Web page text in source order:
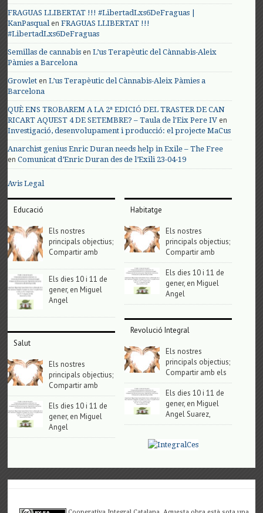
FRAGUAS LLIBERTAT !!! #LibertadLxs6DeFraguas |
KanPasqualenFRAGUAS LLIBERTAT !!!
#LibertadLxs6DeFraguas
Semillas de cannabis enL’us Terapèutic del Cànnabis-Aleix
Pàmies a Barcelona
Growlet enL’us Terapèutic del Cànnabis-Aleix Pàmies a
Barcelona
QUÈ ENS TROBAREM A LA 2ª EDICIÓ DEL TRASTER DE CAN
RICART AQUEST 4 DE SETEMBRE? – Taula de l'Eix Pere IV en
Investigació, desenvolupament i producció: el projecte MaCus
Anarchist genius Enric Duran needs help in Exile – The Free
enComunicat d’Enric Duran des de l’Exili 23-04-19
Avis Legal
Educació
Els nostres
principals objectius;
Compartir amb
Els dies 10 i 11 de
gener, en Miguel
Angel
Salut
Els nostres
principals objectius;
Compartir amb
Els dies 10 i 11 de
gener, en Miguel
Angel
Habitatge
Els nostres
principals objectius;
Compartir amb
Els dies 10 i 11 de
gener, en Miguel
Angel
Revolució Integral
Els nostres
principals objectius;
Compartir amb els
Els dies 10 i 11 de
gener, en Miguel
Angel Suarez,